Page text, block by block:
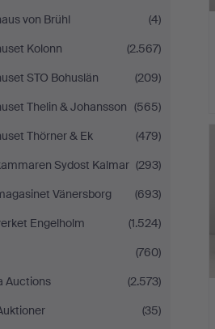
von Brühl
(4)
Kolonn
(2.567)
STO Bohuslän
(209)
Thelin & Johansson (565)
Thörner & Ek
(479)
Sydost Kalmar (293)
Vänersborg
(693)
Engelholm
(1.524)
(760)
Auctions
(2.573)
(35)